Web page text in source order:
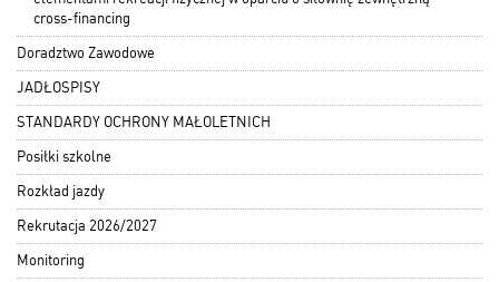
cross-financing
Doradztwo Zawodowe
JADŁOSPISY
STANDARDY OCHRONY MAŁOLETNICH
Posiłki szkolne
Rozkład jazdy
Rekrutacja 2026/2027
Monitoring